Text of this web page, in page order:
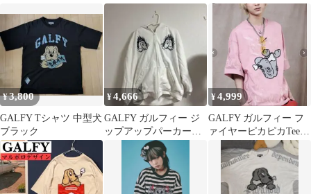
¥3,800
GALFY Tシャツ 中型犬
ブラック
¥4,666
GALFY ガルフィー ジ
ップアップパーカー
ドラクエ
¥4,999
GALFY ガルフィー フ
ァイヤーピカピカTee
中型犬 ピンク